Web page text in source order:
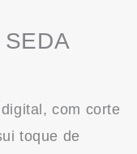
SEDA
com corte
toque de